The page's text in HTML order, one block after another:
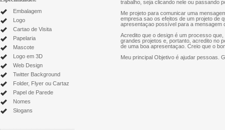
Embalagem
Logo
Cartao de Visita
Papelaria
Mascote
Logo em 3D
Web Design
Twitter Background
Folder, Flyer ou Cartaz
Papel de Parede
Nomes
Slogans
trabalho, seja clicando nele ou passando
Me projeto para comunicar uma
empresa sao os efeitos de um projeto de
apresentaçao possível para a mensagem
Acredito que o design é um processo
grandes projetos e, portanto, acredito no
de uma boa apresentaçao. Creio que o
Meu principal Objetivo é ajudar pessoas.